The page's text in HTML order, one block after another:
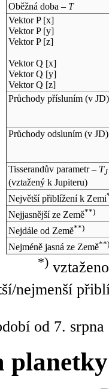
Oběžná doba – T
Vektor P [x]
Vektor P [y]
Vektor P [z]
Vektor Q [x]
Vektor Q [y]
Vektor Q [z]
Průchody přísluním (v JD)
Průchody odsluním (v JD)
Tisserandův parametr – TJ
(vztažený k Jupiteru)
Největší přiblížení k Zemi
Nejjasnější ze Země**)
Nejdále od Země**)
Nejméně jasná ze Země**)
*)
nejmenší
od 7.